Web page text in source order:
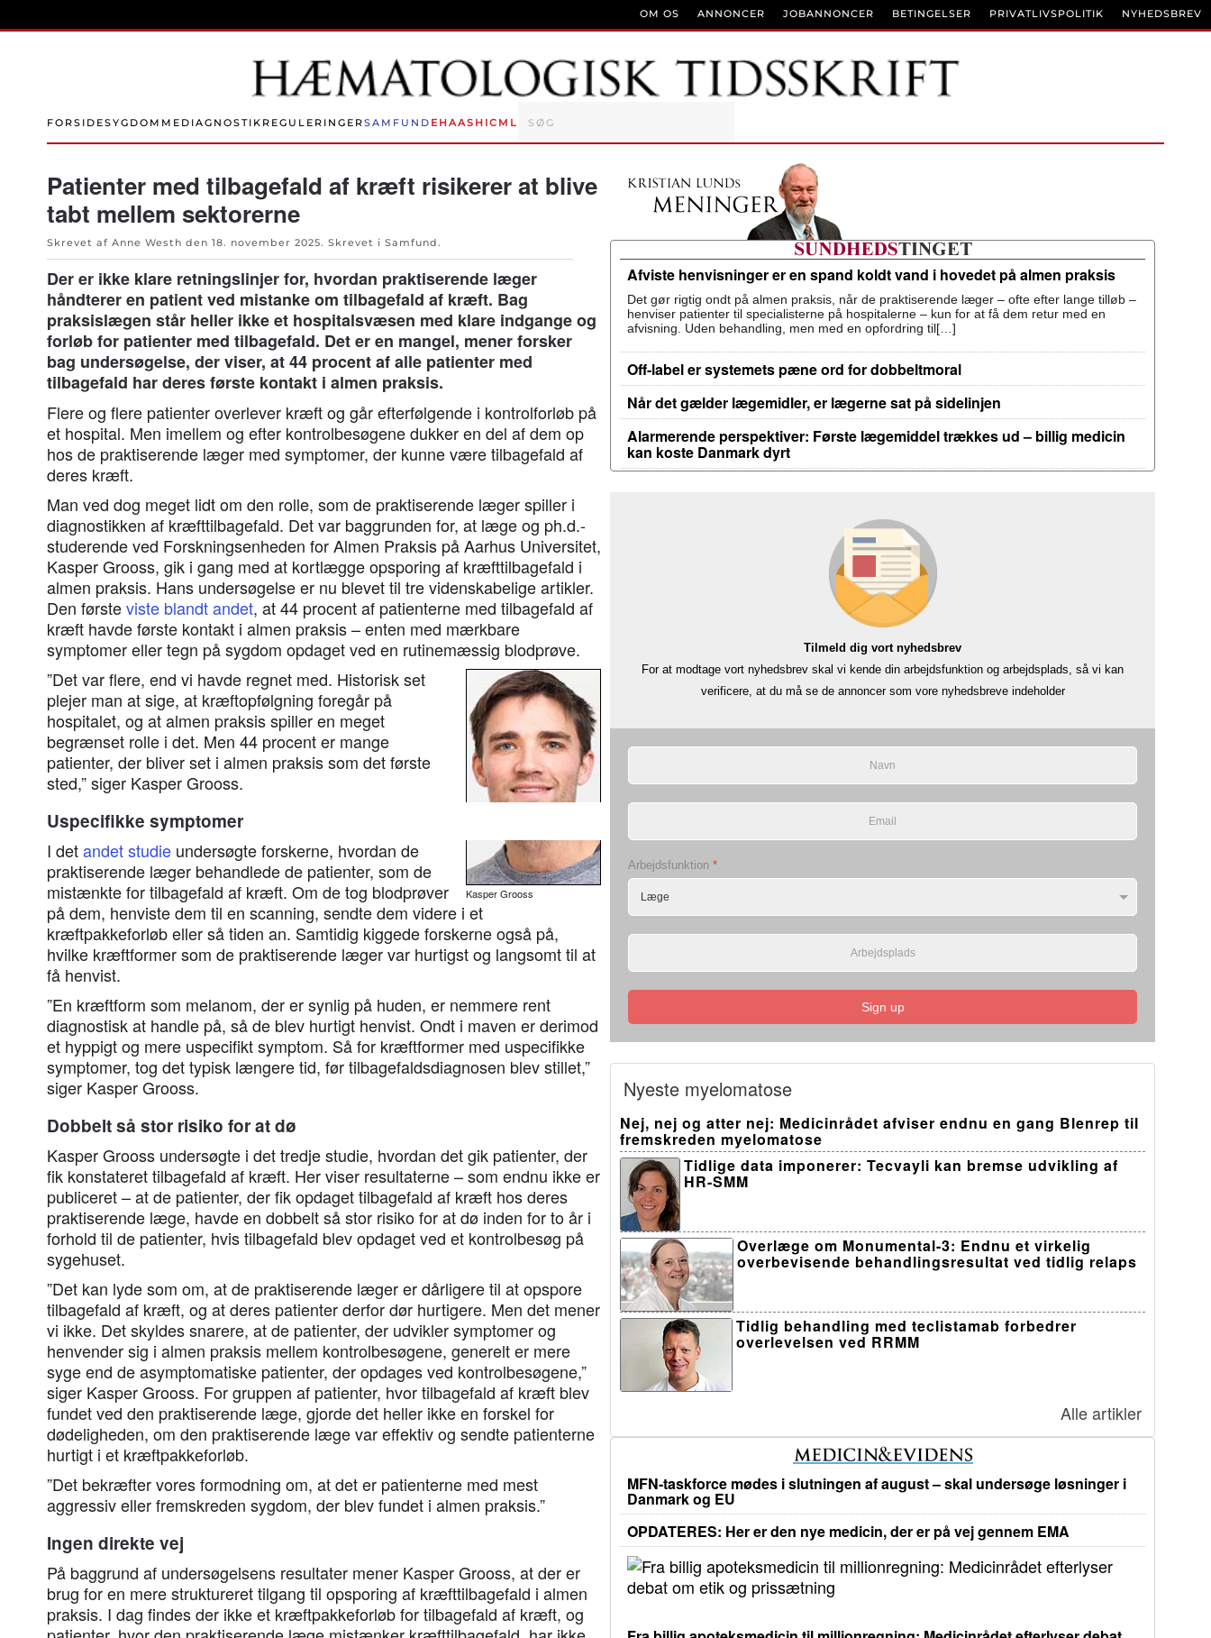
Skip to main content
FORSIDESYGDOMME DIAGNOSTIK REGULERINGERSAMFUND EHAASH ICML
OM OS ANNONCER JOBANNONCER BETINGELSER PRIVATLIVSPOLITIK NYHEDSBREV
Patienter med tilbagefald af kræft risikerer at blive
tabt mellem sektorerne
Skrevet af Anne Westh den 18. november 2025. Skrevet i Samfund.
Der er ikke klare retningslinjer for, hvordan praktiserende læger
håndterer en patient ved mistanke om tilbagefald af kræft. Bag
praksislægen står heller ikke et hospitalsvæsen med klare indgange og
forløb for patienter med tilbagefald. Det er en mangel, mener forsker
bag undersøgelse, der viser, at 44 procent af alle patienter med
tilbagefald har deres første kontakt i almen praksis.
Flere og flere patienter overlever kræft og går efterfølgende i kontrolforløb på
et hospital. Men imellem og efter kontrolbesøgene dukker en del af dem op
hos de praktiserende læger med symptomer, der kunne være tilbagefald af
deres kræft.
Man ved dog meget lidt om den rolle, som de praktiserende læger spiller i
diagnostikken af kræfttilbagefald. Det var baggrunden for, at læge og ph.d.-
studerende ved Forskningsenheden for Almen Praksis på Aarhus Universitet,
Kasper Grooss, gik i gang med at kortlægge opsporing af kræfttilbagefald i
almen praksis. Hans undersøgelse er nu blevet til tre videnskabelige artikler.
Den førsteviste blandt andet, at 44 procent af patienterne med tilbagefald af
kræft havde første kontakt i almen praksis – enten med mærkbare
symptomer eller tegn på sygdom opdaget ved en rutinemæssig blodprøve.
Kasper Grooss
”Det var flere, end vi havde regnet med. Historisk set
plejer man at sige, at kræftopfølgning foregår på
hospitalet, og at almen praksis spiller en meget
begrænset rolle i det. Men 44 procent er mange
patienter, der bliver set i almen praksis som det første
sted,” siger Kasper Grooss.
Uspecifikke symptomer
I detandet studie undersøgte forskerne, hvordan de
praktiserende læger behandlede de patienter, som de
mistænkte for tilbagefald af kræft. Om de tog blodprøver
på dem, henviste dem til en scanning, sendte dem videre i et
kræftpakkeforløb eller så tiden an. Samtidig kiggede forskerne også på,
hvilke kræftformer som de praktiserende læger var hurtigst og langsomt til at
få henvist.
”En kræftform som melanom, der er synlig på huden, er nemmere rent
diagnostisk at handle på, så de blev hurtigt henvist. Ondt i maven er derimod
et hyppigt og mere uspecifikt symptom. Så for kræftformer med uspecifikke
symptomer, tog det typisk længere tid, før tilbagefaldsdiagnosen blev stillet,”
siger Kasper Grooss.
Dobbelt så stor risiko for at dø
Kasper Grooss undersøgte i det tredje studie, hvordan det gik patienter, der
fik konstateret tilbagefald af kræft. Her viser resultaterne – som endnu ikke er
publiceret – at de patienter, der fik opdaget tilbagefald af kræft hos deres
praktiserende læge, havde en dobbelt så stor risiko for at dø inden for to år i
forhold til de patienter, hvis tilbagefald blev opdaget ved et kontrolbesøg på
sygehuset.
”Det kan lyde som om, at de praktiserende læger er dårligere til at opspore
tilbagefald af kræft, og at deres patienter derfor dør hurtigere. Men det mener
vi ikke. Det skyldes snarere, at de patienter, der udvikler symptomer og
henvender sig i almen praksis mellem kontrolbesøgene, generelt er mere
syge end de asymptomatiske patienter, der opdages ved kontrolbesøgene,”
siger Kasper Grooss. For gruppen af patienter, hvor tilbagefald af kræft blev
fundet ved den praktiserende læge, gjorde det heller ikke en forskel for
dødeligheden, om den praktiserende læge var effektiv og sendte patienterne
hurtigt i et kræftpakkeforløb.
”Det bekræfter vores formodning om, at det er patienterne med mest
aggressiv eller fremskreden sygdom, der blev fundet i almen praksis.”
Ingen direkte vej
På baggrund af undersøgelsens resultater mener Kasper Grooss, at der er
brug for en mere struktureret tilgang til opsporing af kræfttilbagefald i almen
praksis. I dag findes der ikke et kræftpakkeforløb for tilbagefald af kræft, og
Afviste henvisninger er en spand koldt vand i hovedet på almen praksis
Det gør rigtig ondt på almen praksis, når de praktiserende læger – ofte efter lange tilløb –
henviser patienter til specialisterne på hospitalerne – kun for at få dem retur med en
afvisning. Uden behandling, men med en opfordring til[…]
Off-label er systemets pæne ord for dobbeltmoral
Når det gælder lægemidler, er lægerne sat på sidelinjen
Alarmerende perspektiver: Første lægemiddel trækkes ud – billig medicin
kan koste Danmark dyrt
Tilmeld dig vort nyhedsbrev
For at modtage vort nyhedsbrev skal vi kende din arbejdsfunktion og arbejdsplads, så vi kan
verificere, at du må se de annoncer som vore nyhedsbreve indeholder
Arbejdsfunktion *
Sign up
Nyeste myelomatose
Nej, nej og atter nej: Medicinrådet afviser endnu en gang Blenrep til
fremskreden myelomatose
Tidlige data imponerer: Tecvayli kan bremse udvikling af
HR-SMM
Overlæge om Monumental-3: Endnu et virkelig
overbevisende behandlingsresultat ved tidlig relaps
Tidlig behandling med teclistamab forbedrer
overlevelsen ved RRMM
Alle artikler
MFN-taskforce mødes i slutningen af august – skal undersøge løsninger i
Danmark og EU
OPDATERES: Her er den nye medicin, der er på vej gennem EMA